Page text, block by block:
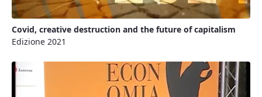
Covid, creative destruction and the future of capitalism
Edizione 2021